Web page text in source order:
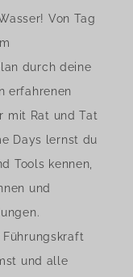
Von Tag
durch deine
erfahrenen
mit Rat und Tat
Days lernst du
Tools kennen,
und
und alle